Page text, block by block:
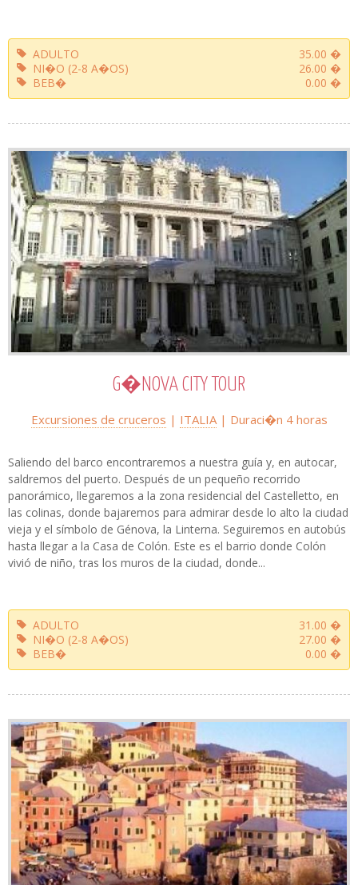
ADULTO
35.00 �
NI�O (2-8 A�OS)
26.00 �
BEB�
0.00 �
G�NOVA CITY TOUR
Excursiones de cruceros | ITALIA| Duraci�n 4 horas
Saliendo del barco encontraremos a nuestra guía y, en autocar,
saldremos del puerto. Después de un pequeño recorrido
panorámico, llegaremos a la zona residencial del Castelletto, en
las colinas, donde bajaremos para admirar desde lo alto la ciudad
vieja y el símbolo de Génova, la Linterna. Seguiremos en autobús
hasta llegar a la Casa de Colón. Este es el barrio donde Colón
vivió de niño, tras los muros de la ciudad, donde...
ADULTO
31.00 �
NI�O (2-8 A�OS)
27.00 �
BEB�
0.00 �